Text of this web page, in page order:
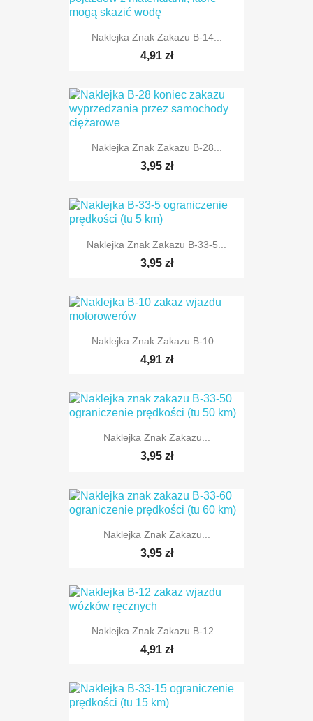
TYLKO ONLINE
Naklejka Znak Zakazu B-14...
4,91 zł
Naklejka Znak Zakazu B-28...
3,95 zł
TYLKO ONLINE
Naklejka Znak Zakazu B-33-5...
3,95 zł
TYLKO ONLINE
Naklejka Znak Zakazu B-10...
4,91 zł
TYLKO ONLINE
Naklejka Znak Zakazu...
3,95 zł
TYLKO ONLINE
Naklejka Znak Zakazu...
3,95 zł
TYLKO ONLINE
Naklejka Znak Zakazu B-12...
4,91 zł